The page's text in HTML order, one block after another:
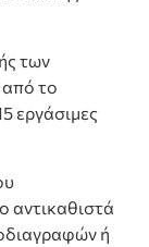
των
από το
εργάσιμες
αντικαθιστά
ή